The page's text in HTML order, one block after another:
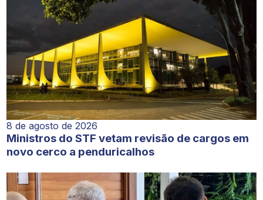
8 de agosto de 2026
Ministros do STF vetam revisão de cargos em
novo cerco a penduricalhos